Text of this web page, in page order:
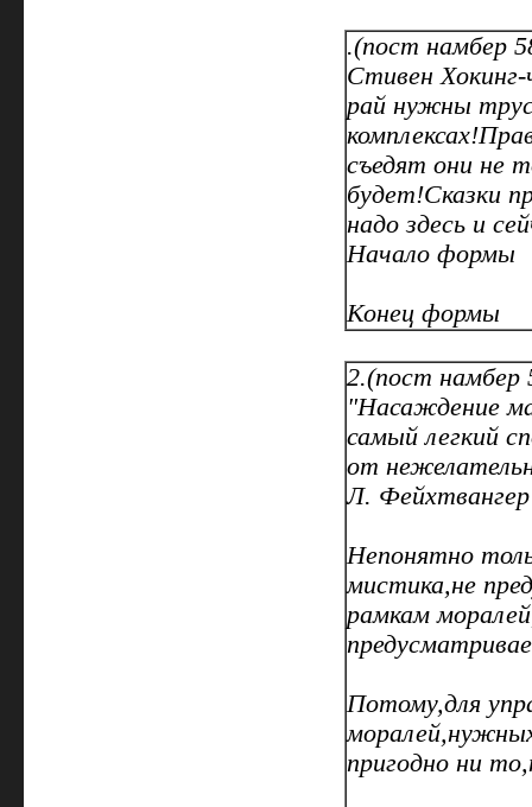
.(пост намбер
Стивен
рай нужны
съедят они не
будет!Сказки
надо здесь и
Начало формы
Конец формы
2.(пост намбер
"Насаждение
самый легкий
от
Л.
Непонятно
мистика,не
рамкам
Потому,для
пригодно ни